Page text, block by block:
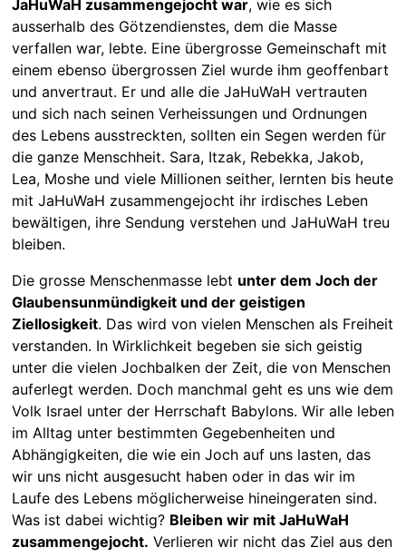
JaHuWaH zusammengejocht war, wie es sich
ausserhalb des Götzendienstes, dem die Masse
verfallen war, lebte. Eine übergrosse Gemeinschaft mit
einem ebenso übergrossen Ziel wurde ihm geoffenbart
und anvertraut. Er und alle die JaHuWaH vertrauten
und sich nach seinen Verheissungen und Ordnungen
des Lebens ausstreckten, sollten ein Segen werden für
die ganze Menschheit. Sara, Itzak, Rebekka, Jakob,
Lea, Moshe und viele Millionen seither, lernten bis heute
mit JaHuWaH zusammengejocht ihr irdisches Leben
bewältigen, ihre Sendung verstehen und JaHuWaH treu
bleiben.
Die grosse Menschenmasse lebt unter dem Joch der
Glaubensunmündigkeit und der geistigen
Ziellosigkeit. Das wird von vielen Menschen als Freiheit
verstanden. In Wirklichkeit begeben sie sich geistig
unter die vielen Jochbalken der Zeit, die von Menschen
auferlegt werden. Doch manchmal geht es uns wie dem
Volk Israel unter der Herrschaft Babylons. Wir alle leben
im Alltag unter bestimmten Gegebenheiten und
Abhängigkeiten, die wie ein Joch auf uns lasten, das
wir uns nicht ausgesucht haben oder in das wir im
Laufe des Lebens möglicherweise hineingeraten sind.
Was ist dabei wichtig? Bleiben wir mit JaHuWaH
zusammengejocht. Verlieren wir nicht das Ziel aus den